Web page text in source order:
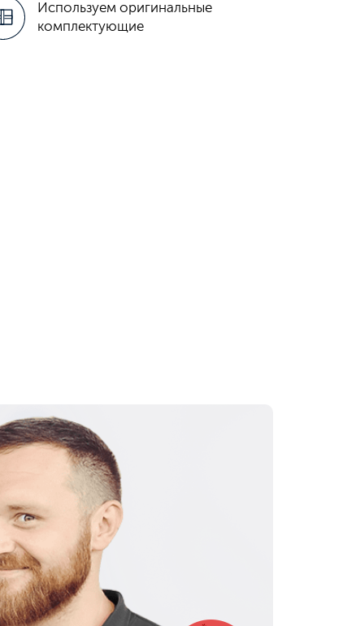
Используем оригинальные
комплектующие